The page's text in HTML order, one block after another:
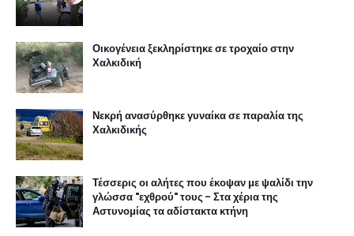
Οικογένεια ξεκληρίστηκε σε τροχαίο στην
Χαλκιδική
Νεκρή ανασύρθηκε γυναίκα σε παραλία της
Χαλκιδικής
Τέσσερις οι αλήτες που έκοψαν με ψαλίδι την
γλώσσα "εχθρού" τους - Στα χέρια της
Αστυνομίας τα αδίστακτα κτήνη